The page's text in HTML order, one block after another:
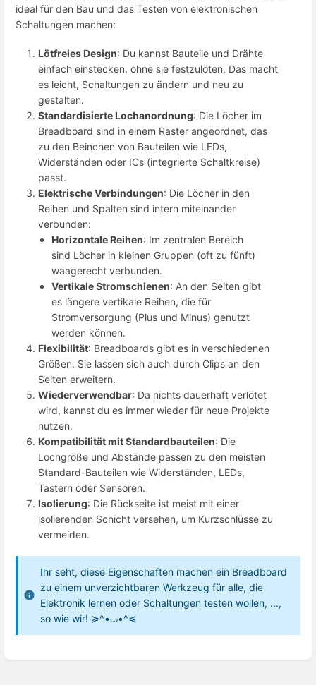
ideal für den Bau und das Testen von elektronischen
Schaltungen machen:
Lötfreies Design: Du kannst Bauteile und Drähte
einfach einstecken, ohne sie festzulöten. Das macht
es leicht, Schaltungen zu ändern und neu zu
gestalten.
Standardisierte Lochanordnung: Die Löcher im
Breadboard sind in einem Raster angeordnet, das
zu den Beinchen von Bauteilen wie LEDs,
Widerständen oder ICs (integrierte Schaltkreise)
passt.
Elektrische Verbindungen: Die Löcher in den
Reihen und Spalten sind intern miteinander
verbunden:
Horizontale Reihen: Im zentralen Bereich
sind Löcher in kleinen Gruppen (oft zu fünft)
waagerecht verbunden.
Vertikale Stromschienen: An den Seiten gibt
es längere vertikale Reihen, die für
Stromversorgung (Plus und Minus) genutzt
werden können.
Flexibilität: Breadboards gibt es in verschiedenen
Größen. Sie lassen sich auch durch Clips an den
Seiten erweitern.
Wiederverwendbar: Da nichts dauerhaft verlötet
wird, kannst du es immer wieder für neue Projekte
nutzen.
Kompatibilität mit Standardbauteilen: Die
Lochgröße und Abstände passen zu den meisten
Standard-Bauteilen wie Widerständen, LEDs,
Tastern oder Sensoren.
Isolierung: Die Rückseite ist meist mit einer
isolierenden Schicht versehen, um Kurzschlüsse zu
vermeiden.
Ihr seht, diese Eigenschaften machen ein Breadboard
zu einem unverzichtbaren Werkzeug für alle, die
Elektronik lernen oder Schaltungen testen wollen, ...,
so wie wir! ≽^•⩊•^≼